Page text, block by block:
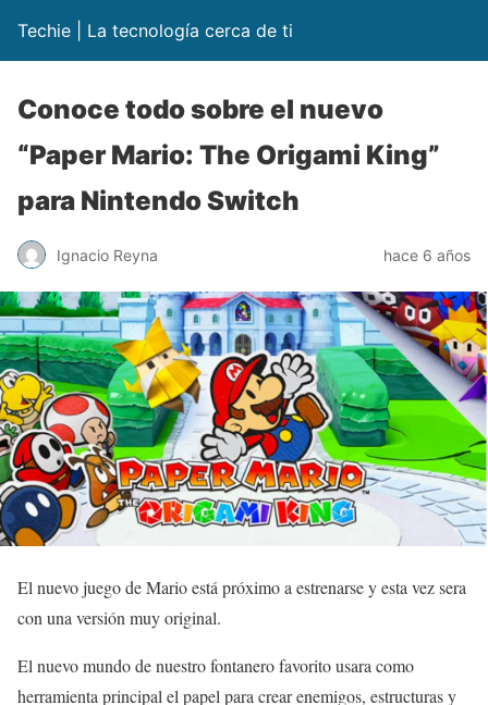
Techie | La tecnología cerca de ti
Conoce todo sobre el nuevo
“Paper Mario: The Origami King”
para Nintendo Switch
Ignacio Reyna hace 6 años
El nuevo juego de Mario está próximo a estrenarse y esta vez sera
con una versión muy original.
El nuevo mundo de nuestro fontanero favorito usara como
herramienta principal el papel para crear enemigos, estructuras y